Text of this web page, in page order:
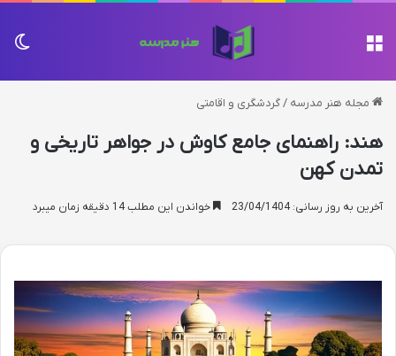
مجله هنر مدرسه /گردشگری و اقامتی
هند: راهنمای جامع کاوش در جواهر تاریخی و
تمدن کهن
آخرین به روز رسانی: 23/04/1404 خواندن این مطلب 14 دقیقه زمان میبرد